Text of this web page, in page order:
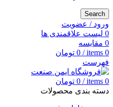
Search
ورود / عضویت
0 لیست علاقمندی ها
0 مقایسه
0
items
/
0 تومان
فهرست
0
items
/
0 تومان
دسته بندی محصولات